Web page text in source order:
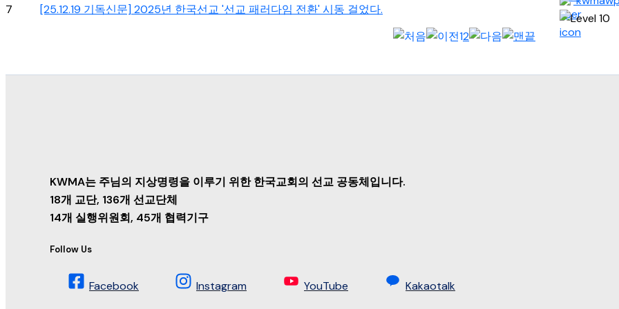
7 [25.12.19 기독신문] 2025년 한국선교 '선교 패러다임 전환' 시동 걸었다.
12
KWMA는 주님의 지상명령을 이루기 위한 한국교회의 선교 공동체입니다.
18개 교단, 136개 선교단체
14개 실행위원회, 45개 협력기구
Follow Us
Facebook Instagram YouTube Kakaotalk